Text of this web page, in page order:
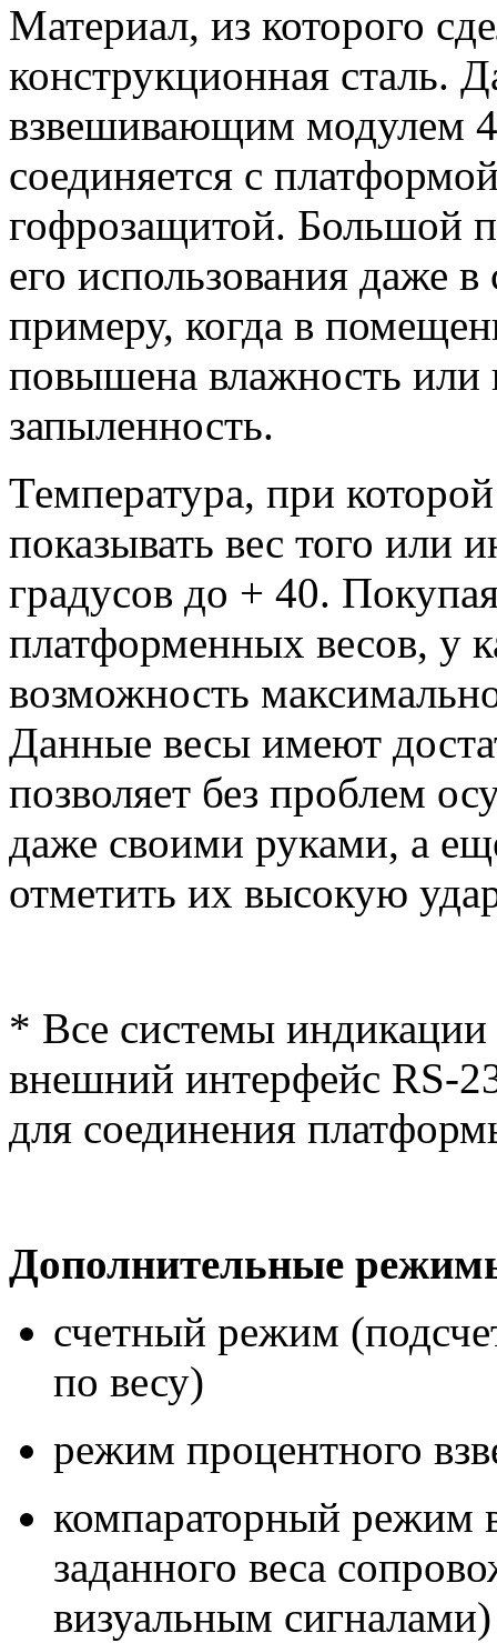
Материал, из которого
конструкционная сталь.
взвешивающим модулем
соединяется с
гофрозащитой. Большой
его использования даже
примеру, когда в
повышена влажность или
запыленность.
Температура, при
показывать вес того или
градусов до + 40.
платформенных весов, у
возможность
Данные весы имеют
позволяет без проблем
даже своими руками, а
отметить их высокую
* Все системы
внешний интерфейс RS-
для соединения
Дополнительные
счетный режим
по весу)
режим процентного
компараторный режим
заданного веса
визуальным сигналами)